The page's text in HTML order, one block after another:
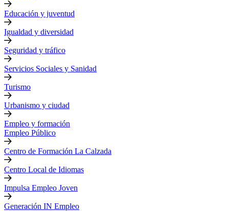
Educación y juventud
Igualdad y diversidad
Seguridad y tráfico
Servicios Sociales y Sanidad
Turismo
Urbanismo y ciudad
Empleo y formación
Empleo Público
Centro de Formación La Calzada
Centro Local de Idiomas
Impulsa Empleo Joven
Generación IN Empleo